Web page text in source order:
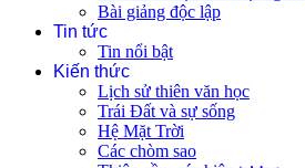
Bài giảng độc lập
Tin tức
Tin nổi bật
Kiến thức
Lịch sử thiên văn học
Trái Đất và sự sống
Hệ Mặt Trời
Các chòm sao